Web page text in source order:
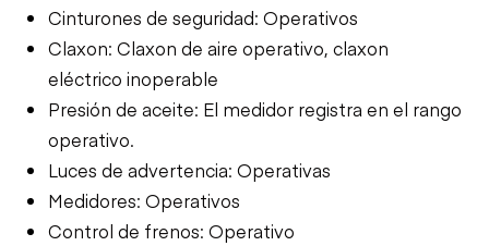
Cinturones de seguridad: Operativos
Claxon: Claxon de aire operativo, claxon
eléctrico inoperable
Presión de aceite: El medidor registra en el rango
operativo.
Luces de advertencia: Operativas
Medidores: Operativos
Control de frenos: Operativo